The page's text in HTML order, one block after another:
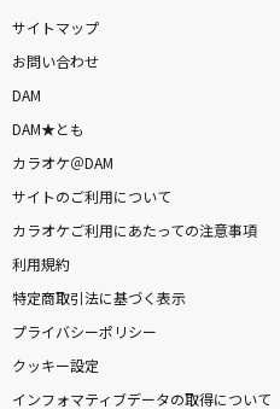
My Resort Pt.2
\ellow Bucks
青のすみか (Acoustic ver.)
踊
Ado
紅蓮華 -アニメ映像 ver.-
LiSA
サイトマップ
お問い合わせ
DAM
DAM★とも
カラオケ＠DAM
サイトのご利用について
カラオケご利用にあたっての注意事項
利用規約
特定商取引法に基づく表示
プライバシーポリシー
クッキー設定
インフォマティブデータの取得について